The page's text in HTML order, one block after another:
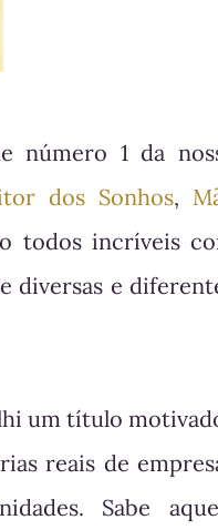
número 1 da
dos Sonhos,
todos incríveis
diversas e
um título
reais de
Sabe